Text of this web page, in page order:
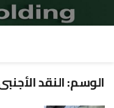
الوسم:النقد